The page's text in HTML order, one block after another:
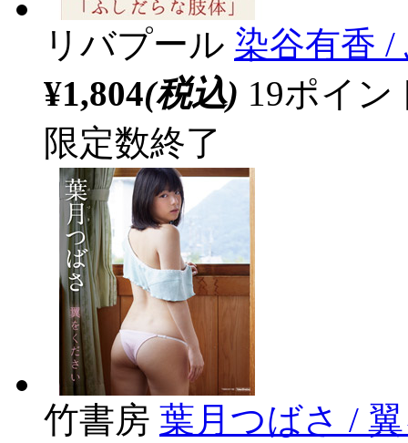
リバプール 染谷有香
¥1,804(税込) 19ポイ
限定数終了
竹書房 葉月つばさ /